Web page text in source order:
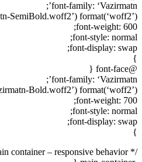
font-family: ‘Vazirmatn’;
SemiBold.woff2’) format(‘woff2’);
font-weight: 600;
font-style: normal;
font-display: swap;
}
@font-face {
font-family: ‘Vazirmatn’;
Bold.woff2’) format(‘woff2’);
font-weight: 700;
font-style: normal;
font-display: swap;
}
/* Base styles for the main container – responsive behavior */